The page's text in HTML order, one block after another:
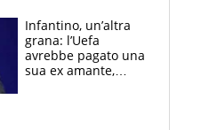
Infantino, un’altra
grana: l’Uefa
avrebbe pagato una
sua ex amante,